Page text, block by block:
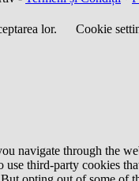
lor. Cookie
navigate through the
third-party cookies